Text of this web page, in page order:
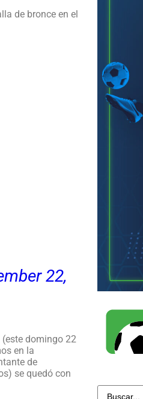
de bronce en el
22,
domingo 22
en la
de
se quedó con